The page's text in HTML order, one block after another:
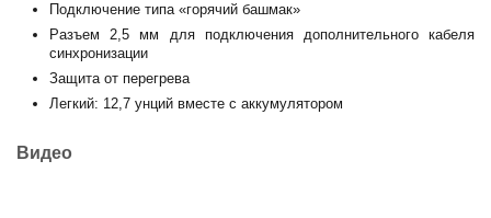
Подключение типа «горячий башмак»
Разъем 2,5 мм для подключения дополнительного кабеля
синхронизации
Защита от перегрева
Легкий: 12,7 унций вместе с аккумулятором
Видео